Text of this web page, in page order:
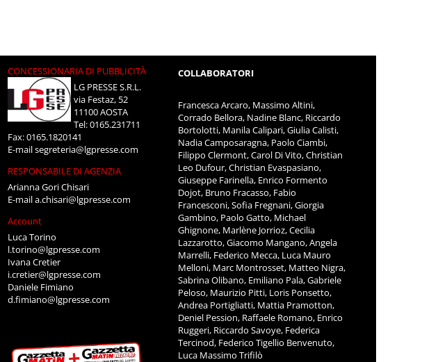
CONCESSIONARIA DI PUBBLICITÀ
LG PRESSE S.R.L.
via Festaz, 52
11100 AOSTA
Tel: 0165.231711
Fax: 0165.1820141
E-mailsegreteria@lgpresse.com
RESPONSABILE DI AGENZIA
Arianna Gori Chisari
E-maila.chisari@lgpresse.com
Account
Luca Torino
l.torino@lgpresse.com
Ivana Cretier
i.cretier@lgpresse.com
Daniele Fimiano
d.fimiano@lgpresse.com
COLLABORATORI
Francesca Arcaro, Massimo Altini,
Corrado Bellora, Nadine Blanc, Riccardo
Bortolotti, Manila Calipari, Giulia Calisti,
Nadia Camposaragna, Paolo Ciambi,
Filippo Clermont, Carol Di Vito, Christian
Leo Dufour, Christian Evaspasiano,
Giuseppe Farinella, Enrico Formento
Dojot, Bruno Fracasso, Fabio
Francesconi, Sofia Fregnani, Giorgia
Gambino, Paolo Gatto, Michael
Ghignone, Marlène Jorrioz, Cecilia
Lazzarotto, Giacomo Mangano, Angela
Marrelli, Federico Mecca, Luca Mauro
Melloni, Marc Montrosset, Matteo Nigra,
Sabrina Olibano, Emiliano Pala, Gabriele
Peloso, Maurizio Pitti, Loris Ponsetto,
Andrea Portigliatti, Mattia Pramotton,
Deniel Pession, Raffaele Romano, Enrico
Ruggeri, Riccardo Savoye, Federica
Tercinod, Federico Tigellio Benvenuto,
Luca Massimo Trifilò